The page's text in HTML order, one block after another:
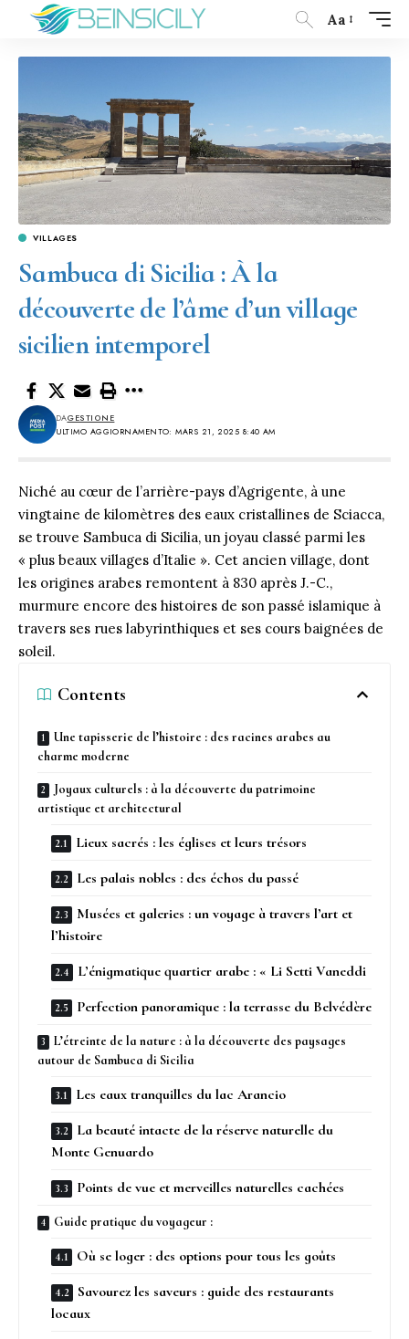
Aa
VILLAGES
Sambuca di Sicilia : À la
découverte de l’âme d’un village
sicilien intemporel
ULTIMO AGGIORNAMENTO: MARS 21, 2025 8:40 AM
DAGESTIONE
Niché au cœur de l’arrière-pays d’Agrigente, à une
vingtaine de kilomètres des eaux cristallines de Sciacca,
se trouve Sambuca di Sicilia, un joyau classé parmi les
« plus beaux villages d’Italie ». Cet ancien village, dont
les origines arabes remontent à 830 après J.-C.,
murmure encore des histoires de son passé islamique à
travers ses rues labyrinthiques et ses cours baignées de
soleil.
Contents
Une tapisserie de l’histoire : des racines arabes au
charme moderne
Joyaux culturels : à la découverte du patrimoine
artistique et architectural
Lieux sacrés : les églises et leurs trésors
Les palais nobles : des échos du passé
Musées et galeries : un voyage à travers l’art et
l’histoire
L’énigmatique quartier arabe : « Li Setti Vaneddi
Perfection panoramique : la terrasse du Belvédère
L’étreinte de la nature : à la découverte des paysages
autour de Sambuca di Sicilia
Les eaux tranquilles du lac Arancio
La beauté intacte de la réserve naturelle du
Monte Genuardo
Points de vue et merveilles naturelles cachées
Guide pratique du voyageur :
Où se loger : des options pour tous les goûts
Savourez les saveurs : guide des restaurants
locaux